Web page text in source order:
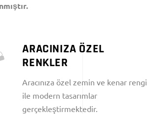
ARACINIZA ÖZEL
RENKLER
Aracınıza özel zemin ve kenar rengi
ile modern tasarımlar
gerçekleştirmektedir.